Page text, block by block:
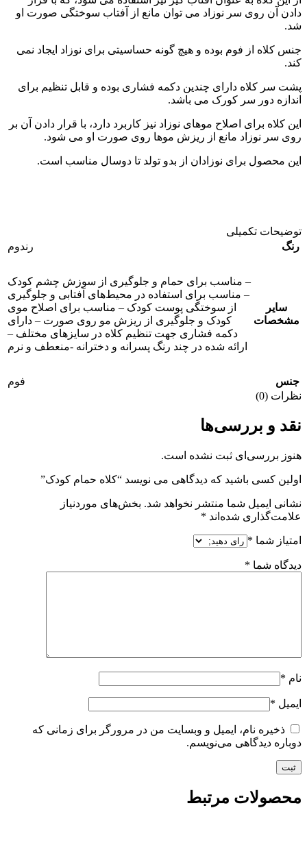
دادن آن روی سر نوزاد می توان مانع از آفتاب سوختگی صورت او
شد.
جنس کلاه از فوم بوده و هیچ گونه حساسیتی برای نوزاد ایجاد نمی
کند.
پشت سر کلاه دارای چندین دکمه فشاری بوده و قابل تنظیم برای
اندازه دور سر کورک می باشد.
این کلاه برای اصلاح موهای نوزاد نیز کاربرد دارد، با قرار دادن آن بر
روی سر نوزاد مانع از ریزش موها روی صورت او می شود.
این محصول برای نوزادان از بدو تولد تا دوسال مناسب است.
توضیحات تکمیلی
رنگ
رندوم
سایر
مشخصات
– مناسب برای حمام و جلوگیری از سوزش چشم کودک
– مناسب برای استفاده در محیط‌های آفتابی و جلوگیری
از سوختگی پوست کودک – مناسب برای اصلاح موی
کودک و جلوگیری از ریزش مو روی صورت – دارای
دکمه فشاری جهت تنظیم کلاه در سایز‌های مختلف –
ارائه شده در چند رنگ پسرانه و دخترانه -منعطف و نرم
جنس
فوم
نظرات (0)
نقد و بررسی‌ها
هنوز بررسی‌ای ثبت نشده است.
اولین کسی باشید که دیدگاهی می نویسد “کلاه حمام کودک”
نشانی ایمیل شما منتشر نخواهد شد. بخش‌های موردنیاز
علامت‌گذاری شده‌اند *
امتیاز شما *
دیدگاه شما *
نام *
ایمیل *
ذخیره نام، ایمیل و وبسایت من در مرورگر برای زمانی که
دوباره دیدگاهی می‌نویسم.
محصولات مرتبط